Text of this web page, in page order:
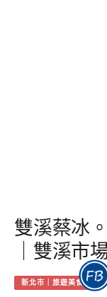
雙溪蔡冰
｜雙溪市
新北市｜旅遊美食